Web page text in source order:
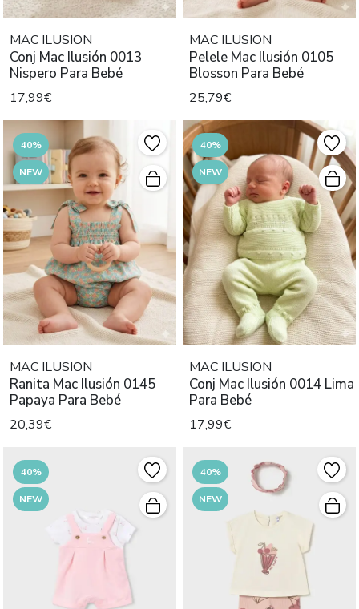
MAC ILUSION
Conj Mac Ilusión 0013
Nispero Para Bebé
17,99€
MAC ILUSION
Pelele Mac Ilusión 0105
Blosson Para Bebé
25,79€
40%
NEW
MAC ILUSION
Ranita Mac Ilusión 0145
Papaya Para Bebé
20,39€
40%
NEW
MAC ILUSION
Conj Mac Ilusión 0014 Lima
Para Bebé
17,99€
40%
NEW
40%
NEW